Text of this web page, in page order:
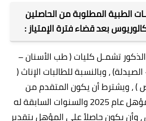
الطبية المطلوبة من الحاصلين
بعد قضاء فترة الإمتياز :
تشمـل كليات ( طب الأسنان –
، وبالنسبة للطالبات الإناث (
) ، ويشترط أن يكون المتقدم من
الحاصلين على المؤهل عام 2025 والسنوات السابقة له
وأن يكون حاصلاً على المؤهل بتقدير